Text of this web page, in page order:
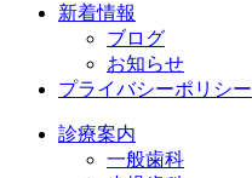
新着情報
ブログ
お知らせ
プライバシーポリシー
診療案内
一般歯科